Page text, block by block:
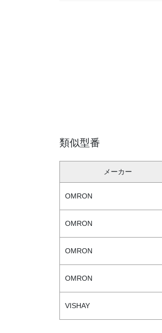
類似型番
メーカー
OMRON
OMRON
OMRON
OMRON
VISHAY